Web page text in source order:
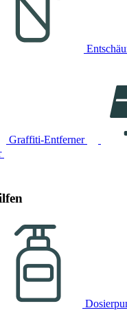
Graffiti-Entferner